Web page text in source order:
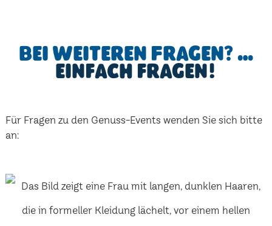
Bei weiteren Fragen? …
einfach fragen!
Für Fragen zu den Genuss-Events wenden Sie sich bitte
an: